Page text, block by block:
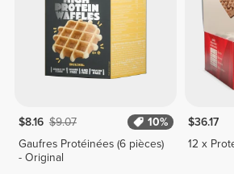
$8.16 $9.07
10%
Gaufres Protéinées (6 pièces)
- Original
$36.17
12 x